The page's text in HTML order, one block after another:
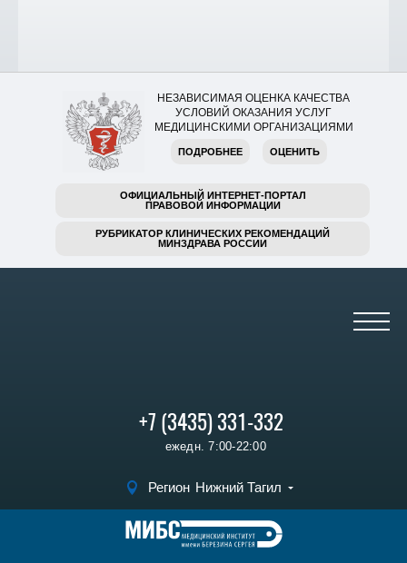
НЕЗАВИСИМАЯ ОЦЕНКА КАЧЕСТВА
УСЛОВИЙ ОКАЗАНИЯ УСЛУГ
МЕДИЦИНСКИМИ ОРГАНИЗАЦИЯМИ
ПОДРОБНЕЕ ОЦЕНИТЬ
ОФИЦИАЛЬНЫЙ ИНТЕРНЕТ-ПОРТАЛ
ПРАВОВОЙ ИНФОРМАЦИИ
РУБРИКАТОР КЛИНИЧЕСКИХ РЕКОМЕНДАЦИЙ
МИНЗДРАВА РОССИИ
+7 (3435) 331-332
ежедн. 7:00-22:00
Регион Нижний Тагил
Записаться на прием